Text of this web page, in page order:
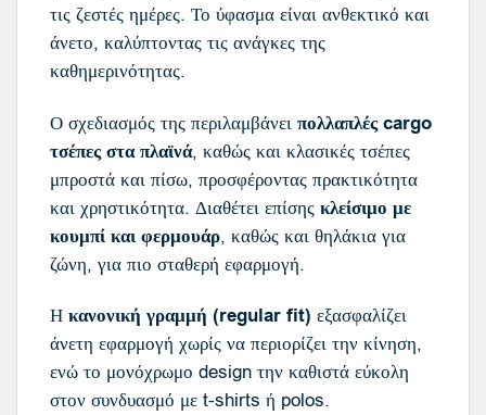
τις ζεστές ημέρες. Το ύφασμα είναι ανθεκτικό και
άνετο, καλύπτοντας τις ανάγκες της
καθημερινότητας.
Ο σχεδιασμός της περιλαμβάνει πολλαπλές cargo
τσέπες στα πλαϊνά, καθώς και κλασικές τσέπες
μπροστά και πίσω, προσφέροντας πρακτικότητα
και χρηστικότητα. Διαθέτει επίσης κλείσιμο με
κουμπί και φερμουάρ, καθώς και θηλάκια για
ζώνη, για πιο σταθερή εφαρμογή.
Η κανονική γραμμή (regular fit) εξασφαλίζει
άνετη εφαρμογή χωρίς να περιορίζει την κίνηση,
ενώ το μονόχρωμο design την καθιστά εύκολη
στον συνδυασμό με t-shirts ή polos.